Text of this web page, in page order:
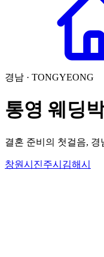
경남 · TONGYEONG
통영 웨딩
결혼 준비의 첫걸음,
창원시 진주시 김해시